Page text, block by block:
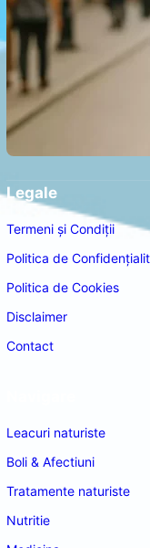
Legale
Termeni și Condiții
Politica de
Politica de Cookies
Disclaimer
Contact
Leacuri naturiste
Boli & Afectiuni
Tratamente naturiste
Nutritie